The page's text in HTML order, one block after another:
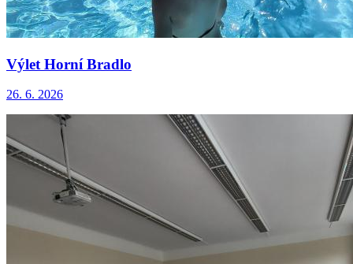
Výlet Horní Bradlo
26. 6. 2026